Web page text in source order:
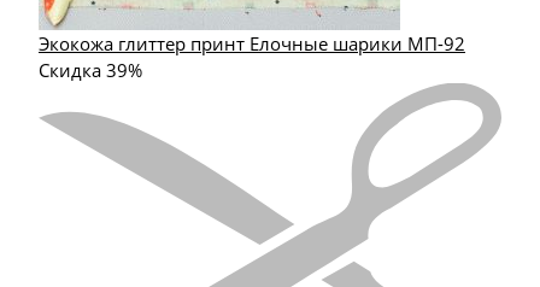
Экокожа глиттер принт Елочные шарики МП-92
Скидка 39%